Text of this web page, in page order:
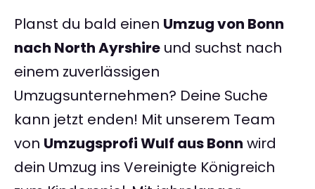
Planst du bald einen Umzug von Bonn
nach North Ayrshire und suchst nach
einem zuverlässigen
Umzugsunternehmen? Deine Suche
kann jetzt enden! Mit unserem Team
von Umzugsprofi Wulf aus Bonn wird
dein Umzug ins Vereinigte Königreich